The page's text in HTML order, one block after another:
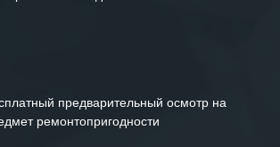
предварительный осмотр на
ремонтопригодности